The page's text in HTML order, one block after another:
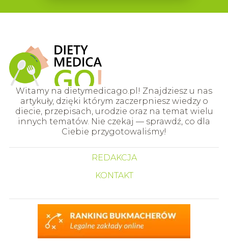
Witamy na dietymedicago.pl! Znajdziesz u nas
artykuły, dzięki którym zaczerpniesz wiedzy o
diecie, przepisach, urodzie oraz na temat wielu
innych tematów. Nie czekaj — sprawdź, co dla
Ciebie przygotowaliśmy!
REDAKCJA
KONTAKT